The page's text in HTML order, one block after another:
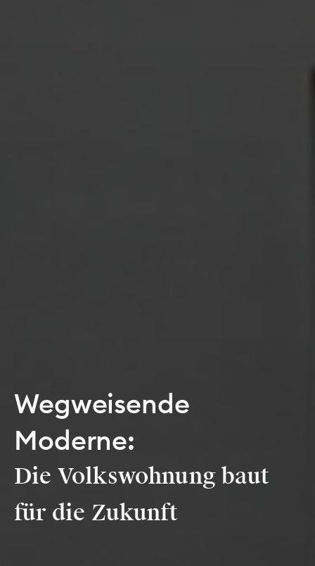
Wegweisende
Moderne:
Die Volkswohnung baut
für die Zukunft